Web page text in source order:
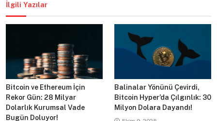
İlgili Yazılar
Bitcoin ve Ethereum İçin
Rekor Gün: 28 Milyar
Dolarlık Kurumsal Vade
Bugün Doluyor!
Balinalar Yönünü Çevirdi,
Bitcoin Hyper’da Çılgınlık: 30
Milyon Dolara Dayandı!